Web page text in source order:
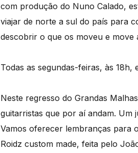
com produção do Nuno Calado,
viajar de norte a sul do país para
descobrir o que os moveu e move
Todas as segundas-feiras, às
Neste regresso do Grandas
guitarristas que por aí andam. Um
Vamos oferecer lembranças para
Roidz custom made, feita pelo